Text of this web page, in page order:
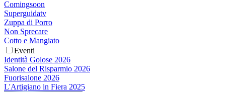
Comingsoon
Superguidatv
Zuppa di Porro
Non Sprecare
Cotto e Mangiato
Eventi
Identità Golose 2026
Salone del Risparmio 2026
Fuorisalone 2026
L'Artigiano in Fiera 2025